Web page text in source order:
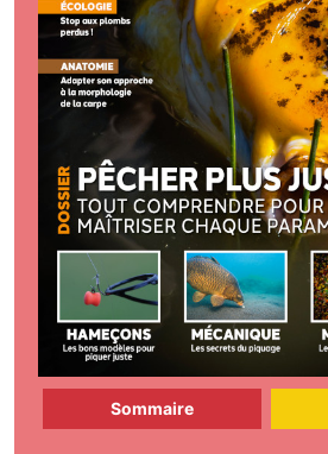
Sommaire